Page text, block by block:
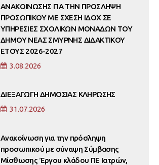
ΑΝΑΚΟΙΝΩΣΗΣ ΓΙΑ ΤΗΝ ΠΡΟΣΛΗΨΗ
ΠΡΟΣΩΠΙΚΟΥ ΜΕ ΣΧΕΣΗ ΙΔΟΧ ΣΕ
ΥΠΗΡΕΣΙΕΣ ΣΧΟΛΙΚΩΝ ΜΟΝΑΔΩΝ ΤΟΥ
ΔΗΜΟΥ ΝΕΑΣ ΣΜΥΡΝΗΣ ΔΙΔΑΚΤΙΚΟΥ
ΕΤΟΥΣ 2026-2027
3.08.2026
ΔΙΕΞΑΓΩΓΗ ΔΗΜΟΣΙΑΣ ΚΛΗΡΩΣΗΣ
31.07.2026
Ανακοίνωση για την πρόσληψη
προσωπικού με σύναψη Σύμβασης
Μίσθωσης Έργου κλάδου ΠΕ Ιατρών,